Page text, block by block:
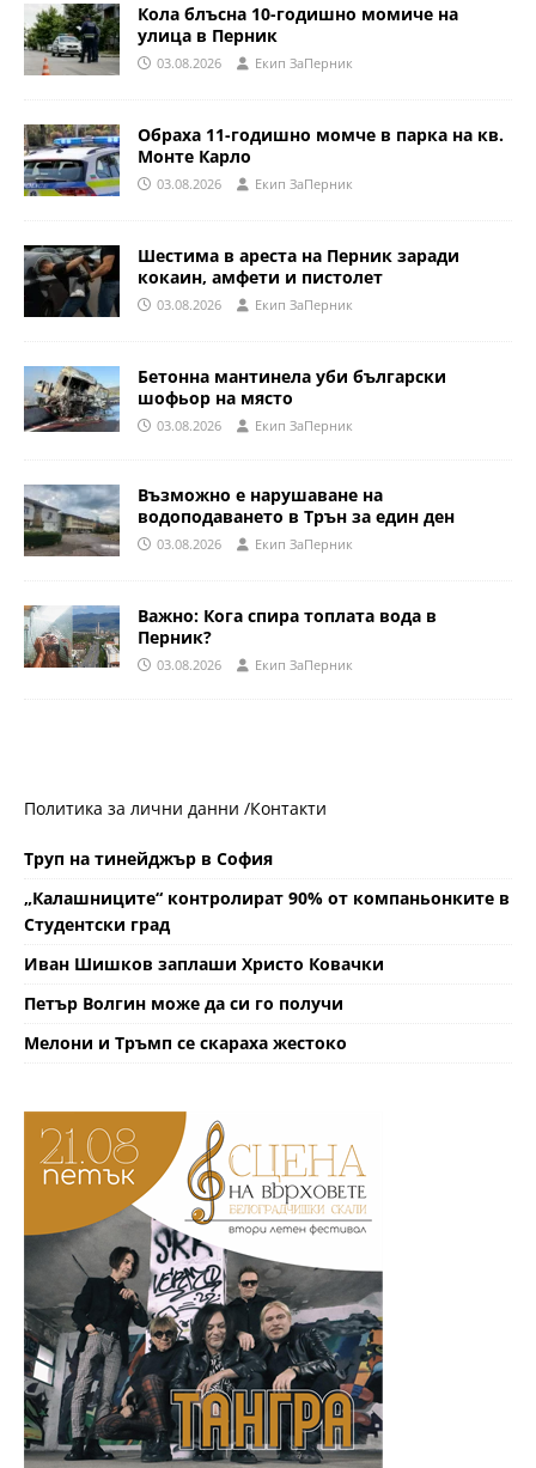
Кола блъсна 10-годишно момиче на
улица в Перник
03.08.2026 Eкип ЗаПерник
Обраха 11-годишно момче в парка на кв.
Монте Карло
03.08.2026 Eкип ЗаПерник
Шестима в ареста на Перник заради
кокаин, амфети и пистолет
03.08.2026 Eкип ЗаПерник
Бетонна мантинела уби български
шофьор на място
03.08.2026 Eкип ЗаПерник
Възможно е нарушаване на
водоподаването в Трън за един ден
03.08.2026 Eкип ЗаПерник
Важно: Кога спира топлата вода в
Перник?
03.08.2026 Eкип ЗаПерник
Политика за лични данни /Контакти
Труп на тинейджър в София
„Калашниците“ контролират 90% от компаньонките в
Студентски град
Иван Шишков заплаши Христо Ковачки
Петър Волгин може да си го получи
Мелони и Тръмп се скараха жестоко